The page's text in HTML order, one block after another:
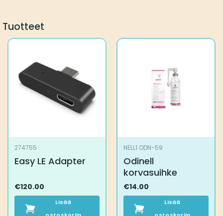
Tuotteet
274755
Easy LE Adapter
€120.00
Lisää
NELL1 ODN-59
Odinell
korvasuihke
€14.00
Lisää